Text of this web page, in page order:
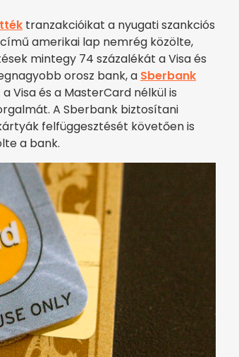
tranzakcióikat a nyugati szankciós
amerikai lap nemrég közölte,
mintegy 74 százalékát a Visa és
orosz bank, a Sberbank
Visa és a MasterCard nélkül is
A Sberbank biztosítani
felfüggesztését követően is
a bank.